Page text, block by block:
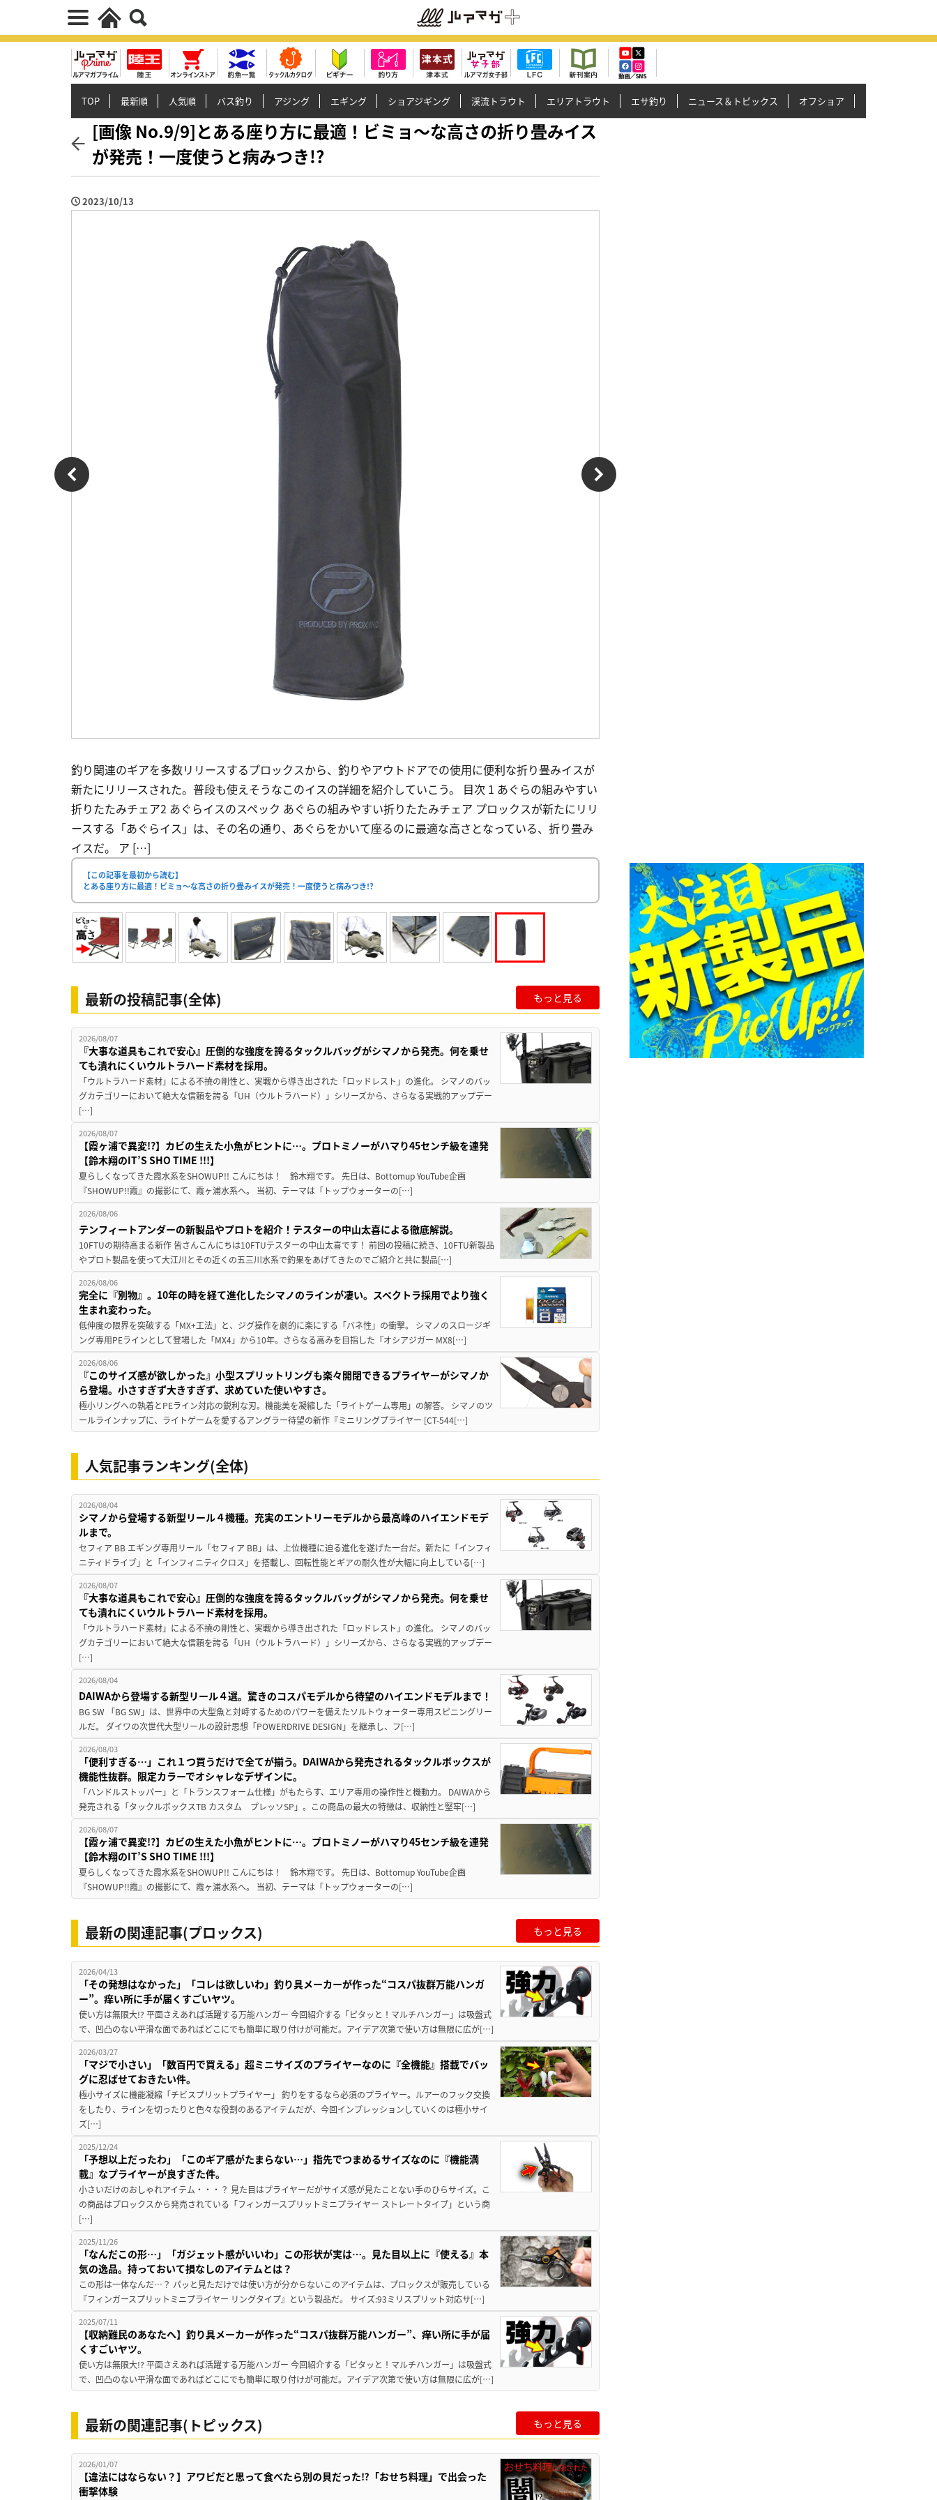
TOP 最新順 人気順 バス釣り アジング エギング ショアジギング 渓流トラウト エリアトラウト エサ釣り ニュース＆トピックス オフショア
[画像 No.9/9]とある座り方に最適！ビミョ〜な高さの折り畳みイス
が発売！一度使うと病みつき!?
2023/10/13
釣り関連のギアを多数リリースするプロックスから、釣りやアウトドアでの使用に便利な折り畳みイスが
新たにリリースされた。普段も使えそうなこのイスの詳細を紹介していこう。 目次 1 あぐらの組みやすい
折りたたみチェア2 あぐらイスのスペック あぐらの組みやすい折りたたみチェア プロックスが新たにリリ
ースする「あぐらイス」は、その名の通り、あぐらをかいて座るのに最適な高さとなっている、折り畳み
イスだ。 ア […]
【この記事を最初から読む】
とある座り方に最適！ビミョ〜な高さの折り畳みイスが発売！一度使うと病みつき!?
最新の投稿記事(全体) もっと見る
2026/08/07
『大事な道具もこれで安心』圧倒的な強度を誇るタックルバッグがシマノから発売。何を乗せ
ても潰れにくいウルトラハード素材を採用。
「ウルトラハード素材」による不撓の剛性と、実戦から導き出された「ロッドレスト」の進化。 シマノのバッ
グカテゴリーにおいて絶大な信頼を誇る「UH（ウルトラハード）」シリーズから、さらなる実戦的アップデー
[…]
2026/08/07
【霞ヶ浦で異変!?】カビの生えた小魚がヒントに…。プロトミノーがハマり45センチ級を連発
【鈴木翔のIT’S SHO TIME !!!】
夏らしくなってきた霞水系をSHOWUP!! こんにちは！ 鈴木翔です。 先日は、Bottomup YouTube企画
『SHOWUP!!霞』の撮影にて、霞ヶ浦水系へ。 当初、テーマは「トップウォーターの[…]
2026/08/06
テンフィートアンダーの新製品やプロトを紹介！テスターの中山太喜による徹底解説。
10FTUの期待高まる新作 皆さんこんにちは10FTUテスターの中山太喜です！ 前回の投稿に続き、10FTU新製品
やプロト製品を使って大江川とその近くの五三川水系で釣果をあげてきたのでご紹介と共に製品[…]
2026/08/06
完全に『別物』。10年の時を経て進化したシマノのラインが凄い。スペクトラ採用でより強く
生まれ変わった。
低伸度の限界を突破する「MX+工法」と、ジグ操作を劇的に楽にする「バネ性」の衝撃。 シマノのスロージギ
ング専用PEラインとして登場した「MX4」から10年。さらなる高みを目指した『オシアジガー MX8[…]
2026/08/06
『このサイズ感が欲しかった』小型スプリットリングも楽々開閉できるプライヤーがシマノか
ら登場。小さすぎず大きすぎず、求めていた使いやすさ。
極小リングへの執着とPEライン対応の鋭利な刃。機能美を凝縮した「ライトゲーム専用」の解答。 シマノのツ
ールラインナップに、ライトゲームを愛するアングラー待望の新作『ミニリングプライヤー [CT-544[…]
人気記事ランキング(全体)
2026/08/04
シマノから登場する新型リール４機種。充実のエントリーモデルから最高峰のハイエンドモデ
ルまで。
セフィア BB エギング専用リール「セフィア BB」は、上位機種に迫る進化を遂げた一台だ。新たに「インフィ
ニティドライブ」と「インフィニティクロス」を搭載し、回転性能とギアの耐久性が大幅に向上している[…]
2026/08/07
『大事な道具もこれで安心』圧倒的な強度を誇るタックルバッグがシマノから発売。何を乗せ
ても潰れにくいウルトラハード素材を採用。
「ウルトラハード素材」による不撓の剛性と、実戦から導き出された「ロッドレスト」の進化。 シマノのバッ
グカテゴリーにおいて絶大な信頼を誇る「UH（ウルトラハード）」シリーズから、さらなる実戦的アップデー
[…]
2026/08/04
DAIWAから登場する新型リール４選。驚きのコスパモデルから待望のハイエンドモデルまで！
BG SW 「BG SW」は、世界中の大型魚と対峙するためのパワーを備えたソルトウォーター専用スピニングリー
ルだ。 ダイワの次世代大型リールの設計思想「POWERDRIVE DESIGN」を継承し、フ[…]
2026/08/03
「便利すぎる…」これ１つ買うだけで全てが揃う。DAIWAから発売されるタックルボックスが
機能性抜群。限定カラーでオシャレなデザインに。
「ハンドルストッパー」と「トランスフォーム仕様」がもたらす、エリア専用の操作性と機動力。 DAIWAから
発売される「タックルボックスTB カスタム プレッソSP」。この商品の最大の特徴は、収納性と堅牢[…]
2026/08/07
【霞ヶ浦で異変!?】カビの生えた小魚がヒントに…。プロトミノーがハマり45センチ級を連発
【鈴木翔のIT’S SHO TIME !!!】
夏らしくなってきた霞水系をSHOWUP!! こんにちは！ 鈴木翔です。 先日は、Bottomup YouTube企画
『SHOWUP!!霞』の撮影にて、霞ヶ浦水系へ。 当初、テーマは「トップウォーターの[…]
最新の関連記事(プロックス) もっと見る
2026/04/13
「その発想はなかった」「コレは欲しいわ」釣り具メーカーが作った“コスパ抜群万能ハンガ
ー”。痒い所に手が届くすごいヤツ。
使い方は無限大!? 平面さえあれば活躍する万能ハンガー 今回紹介する「ピタッと！マルチハンガー」は吸盤式
で、凹凸のない平滑な面であればどこにでも簡単に取り付けが可能だ。アイデア次第で使い方は無限に広が[…]
2026/03/27
「マジで小さい」「数百円で買える」超ミニサイズのプライヤーなのに『全機能』搭載でバッ
グに忍ばせておきたい件。
極小サイズに機能凝縮「チビスプリットプライヤー」 釣りをするなら必須のプライヤー。ルアーのフック交換
をしたり、ラインを切ったりと色々な役割のあるアイテムだが、今回インプレッションしていくのは極小サイ
ズ[…]
2025/12/24
「予想以上だったわ」「このギア感がたまらない…」指先でつまめるサイズなのに『機能満
載』なプライヤーが良すぎた件。
小さいだけのおしゃれアイテム・・・？ 見た目はプライヤーだがサイズ感が見たことない手のひらサイズ。こ
の商品はプロックスから発売されている「フィンガースプリットミニプライヤー ストレートタイプ」という商
[…]
2025/11/26
「なんだこの形…」「ガジェット感がいいわ」この形状が実は…。見た目以上に『使える』本
気の逸品。持っておいて損なしのアイテムとは？
この形は一体なんだ…？ パッと見ただけでは使い方が分からないこのアイテムは、プロックスが販売している
『フィンガースプリットミニプライヤー リングタイプ』という製品だ。 サイズ:93ミリスプリット対応サ[…]
2025/07/11
【収納難民のあなたへ】釣り具メーカーが作った“コスパ抜群万能ハンガー”、痒い所に手が届
くすごいヤツ。
使い方は無限大!? 平面さえあれば活躍する万能ハンガー 今回紹介する「ピタッと！マルチハンガー」は吸盤式
で、凹凸のない平滑な面であればどこにでも簡単に取り付けが可能だ。アイデア次第で使い方は無限に広が[…]
最新の関連記事(トピックス) もっと見る
2026/01/07
【違法にはならない？】アワビだと思って食べたら別の貝だった⁉「おせち料理」で出会った
衝撃体験